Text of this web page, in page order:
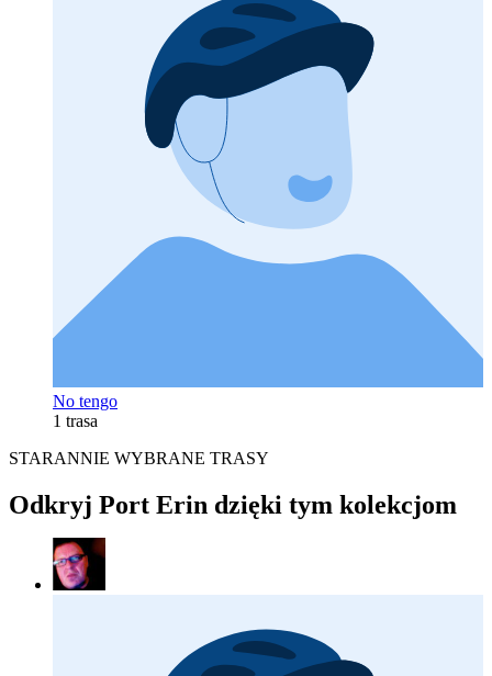
No tengo
1 trasa
STARANNIE WYBRANE TRASY
Odkryj Port Erin dzięki tym kolekcjom